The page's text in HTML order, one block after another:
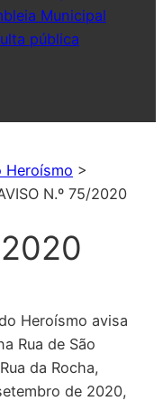
Municipal
pública
Heroísmo >
N.º 75/2020
Heroísmo avisa
Rua de São
da Rocha,
de 2020,